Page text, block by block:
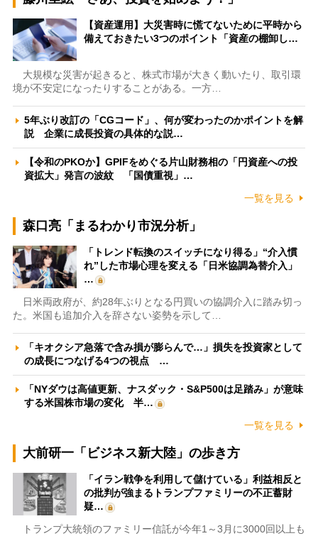
【資産運用】大災害時に慌てないために平時から
備えておきたい3つのポイント「資産の棚卸し…
大規模な災害が起きると、株式市場が大きく動いたり、取引環
境が不安定になったりすることがある。一方…
5年ぶり改訂の「CGコード」、何が変わったのかポイントを解
説 企業に成長投資の具体的な説…
【令和のPKOか】GPIFをめぐる片山財務相の「円資産への投
資拡大」発言の波紋 「国債重視」…
一覧を見る
森口亮「まるわかり市況分析」
「トレンド転換のスイッチになり得る」“介入慣
れ”した市場心理を変える「日米協調為替介入」
…
日米両政府が、約28年ぶりとなる円買いの協調介入に踏み切っ
た。米国も追加介入を辞さない姿勢を示して…
「キオクシア急落で含み損が膨らんで…」損失を投資家として
の成長につなげる4つの視点 …
「NYダウは高値更新、ナスダック・S&P500は足踏み」が意味
する米国株市場の変化 半…
一覧を見る
大前研一「ビジネス新大陸」の歩き方
「イラン戦争を利用して儲けている」利益相反と
の批判が強まるトランプファミリーの不正蓄財
疑…
トランプ大統領のファミリー信託が今年1～3月に3000回以上も